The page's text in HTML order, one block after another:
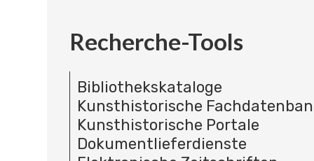
Recherche-Tools
Bibliothekskataloge
Kunsthistorische
Kunsthistorische Portale
Dokumentlieferdienste